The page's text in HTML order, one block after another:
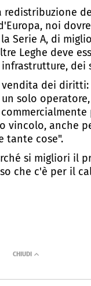
noi
Serie A, di
Leghe deve
dei
dei
solo
vincolo, anche
tante cose".
si migliori il
che c'è per il